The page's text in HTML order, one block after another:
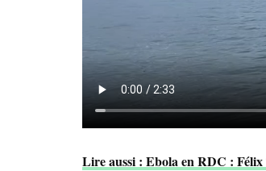
Lire aussi : Ebola en RDC :